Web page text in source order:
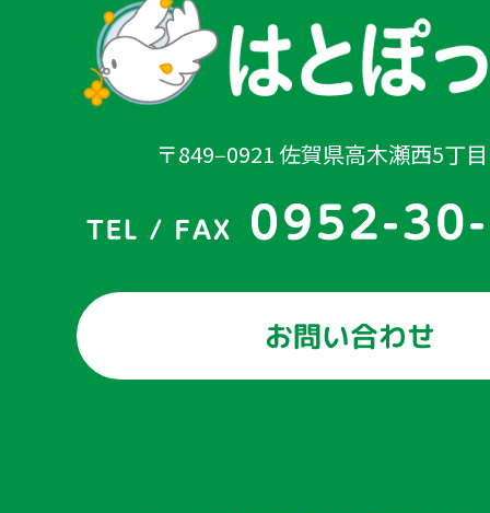
〒849‒0921 佐賀県高木瀬西5丁
お問い合わせ